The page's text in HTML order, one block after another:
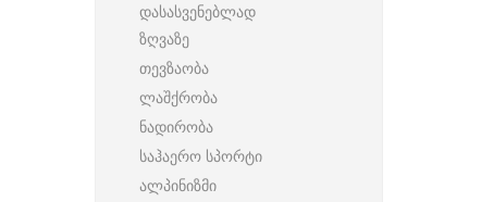
დასასვენებლად
ზღვაზე
თევზაობა
ლაშქრობა
ნადირობა
საჰაერო სპორტი
ალპინიზმი